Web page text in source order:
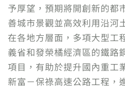
予厚望，預期將開創新的都
善城市景觀並高效利用沿河
在各地方層面，多項大型工
義省和發榮橘經濟區的鐵路
項目，有助於提升國內重工
新富－保祿高速公路工程，